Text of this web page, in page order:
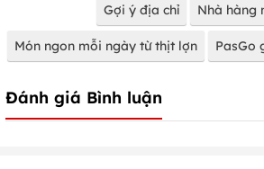
Gợi ý địa chỉ Nhà hàng
Món ngon mỗi ngày từ thịt lợn PasGo
Đánh giá Bình luận